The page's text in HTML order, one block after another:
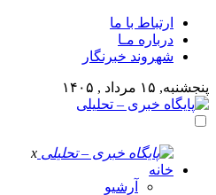
ارتباط با ما
درباره مـا
شهروند خبرنگار
پنجشنبه, ۱۵ مرداد , ۱۴۰۵
x
خانه
آرشیو